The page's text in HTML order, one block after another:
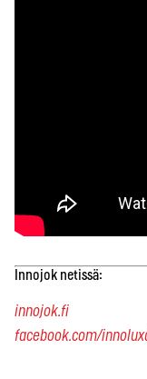
Innojok netissä:
innojok.fi
facebook.com/